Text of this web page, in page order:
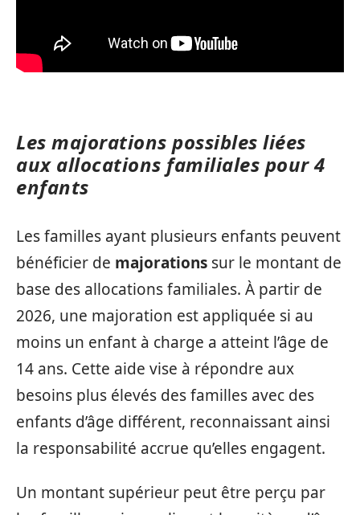
Les majorations possibles liées
aux allocations familiales pour 4
enfants
Les familles ayant plusieurs enfants peuvent
bénéficier de majorations sur le montant de
base des allocations familiales. À partir de
2026, une majoration est appliquée si au
moins un enfant à charge a atteint l’âge de
14 ans. Cette aide vise à répondre aux
besoins plus élevés des familles avec des
enfants d’âge différent, reconnaissant ainsi
la responsabilité accrue qu’elles engagent.
Un montant supérieur peut être perçu par